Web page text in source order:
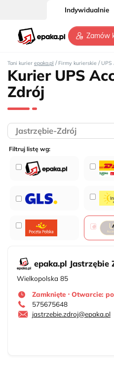
Indywidualnie
Zamów
Tani kurier epaka.pl / Firmy kurierskie / UPS
Kurier UPS
Zdrój
Filtruj listę wg:
epaka.pl Jastrzębie
Wielkopolska 85
Zamknięte ⋅ Otwarcie:
575675648
jastrzebie.zdroj@epaka.pl